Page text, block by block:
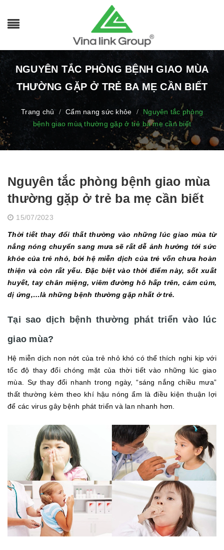
NGUYÊN TẮC PHÒNG BỆNH GIAO MÙA
THƯỜNG GẶP Ở TRẺ BA MẸ CẦN BIẾT
Trang chủ / Cẩm nang sức khỏe /
Nguyên tắc phòng
bệnh giao mùa thường gặp ở trẻ ba mẹ cần biết
Nguyên tắc phòng bệnh giao mùa
thường gặp ở trẻ ba mẹ cần biết
15/07/2023
Thời tiết thay đổi thất thường vào những lúc giao mùa từ
nắng nóng chuyển sang mưa sẽ rất dễ ảnh hưởng tới sức
khỏe của trẻ nhỏ, bởi hệ miễn dịch của trẻ vốn chưa hoàn
thiện và còn rất yếu. Đặc biệt vào thời điểm này, sốt xuất
huyết, tay chân miệng, viêm đường hô hấp trên, cảm cúm,
dị ứng,…là những bệnh thường gặp nhất ở trẻ.
Tại sao dịch bệnh thường phát triển vào lúc
giao mùa?
Hệ miễn dịch non nớt của trẻ nhỏ khó có thể thích nghi kịp với
tốc độ thay đổi chóng mặt của thời tiết vào những lúc giao
mùa. Sự thay đổi nhanh trong ngày, “sáng nắng chiều mưa”
thất thường kèm theo khí hậu nóng ẩm là điều kiện thuận lợi
để các virus gây bệnh phát triển và lan nhanh hơn.